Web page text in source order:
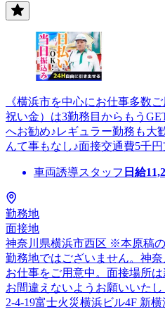
《横浜市を中心にお仕事多数
祝い金）は3勤務目からもう
へお勧め♪レギュラー勤務も
んて事もなし♪面接交通費5千
車両誘導スタッフ 日給
勤務地
面接地
神奈川県横浜市西区 ※本原稿
勤務地ではございません。神
お仕事をご用意中。面接場所
お間違えないようお願いいた
2-4-19富士火災横浜ビル4F 新